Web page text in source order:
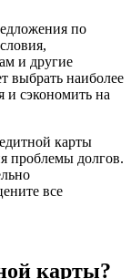
по
и другие
выбрать наиболее
сэкономить на
карты
проблемы долгов.
все
карты?